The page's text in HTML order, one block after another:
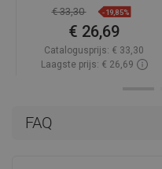
FAQ
€ 33,30 -19,85%
€ 26,69
Catalogusprijs: € 33,30
Laagste prijs: € 26,69